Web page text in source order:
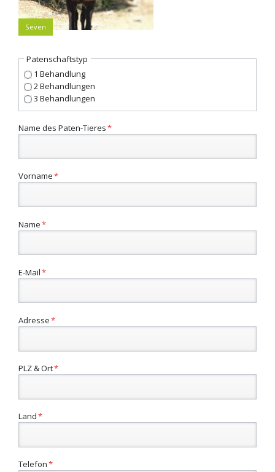
Seven
Patenschaftstyp
1 Behandlung
2 Behandlungen
3 Behandlungen
Pflichtfeld
Name des Paten-Tieres*
Pflichtfeld
Vorname*
Pflichtfeld
Name*
Pflichtfeld
E-Mail*
Pflichtfeld
Adresse*
Pflichtfeld
PLZ & Ort*
Pflichtfeld
Land*
Pflichtfeld
Telefon*